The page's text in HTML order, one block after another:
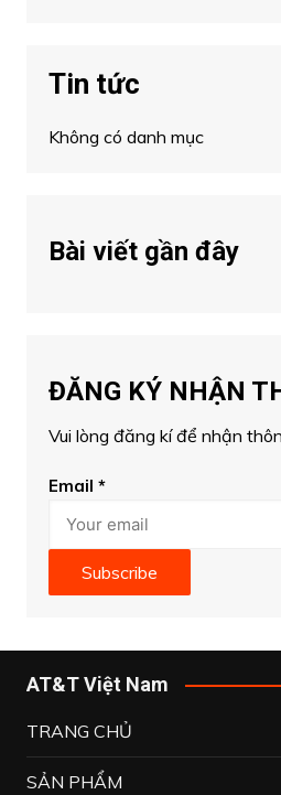
Tin tức
Không có danh mục
Bài viết gần đây
ĐĂNG KÝ NHẬN
Vui lòng đăng kí để nhận
Email *
Subscribe
AT&T Việt Nam
TRANG CHỦ
SẢN PHẨM